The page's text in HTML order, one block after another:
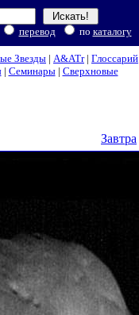
перевод по каталогу
Звезды | A&ATr| Глоссарий
| Семинары| Сверхновые
Завтра